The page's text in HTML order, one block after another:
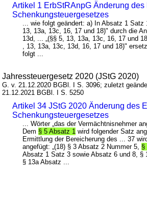
Artikel 1 ErbStRAnpG Änderung des
Schenkungsteuergesetzes
... wie folgt geändert: a) In Absatz 1
13, 13a, 13c, 16, 17 und 18)" durch die
13d, ... „(§§ 5, 13, 13a, 13c, 16, 17 und
, 13, 13a, 13c, 13d, 16, 17 und 18)"
folgt ...
Jahressteuergesetz 2020 (JStG 2020)
G. v. 21.12.2020 BGBl. I S. 3096; zuletzt
21.12.2021 BGBl. I S. 5250
Artikel 34 JStG 2020 Änderung des
Schenkungsteuergesetzes
... Wörter „das der Vermächtnisnehmer
Dem § 5 Absatz 1 wird folgender Satz
Ermittlung der Bereicherung des ... 37
angefügt: „(18) § 3 Absatz 2 Nummer 5, §
Absatz 1 Satz 3 sowie Absatz 6 und 8, §
§ 13a Absatz ...